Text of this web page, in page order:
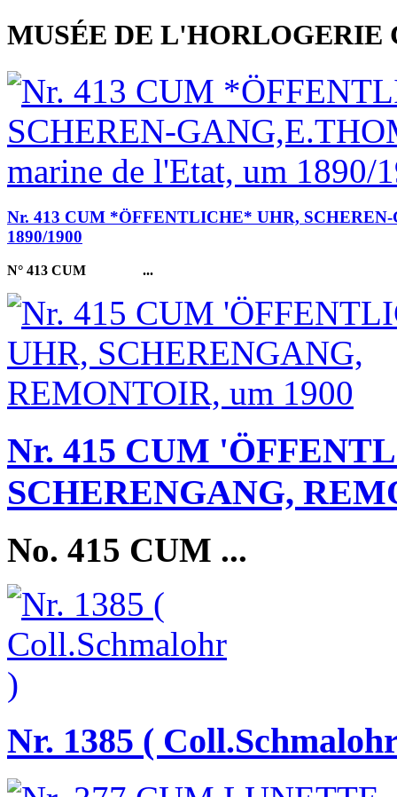
MUSÉE DE L'HORLOGERIE
Nr. 413 CUM *ÖFFENTLICHE* UHR,
1890/1900
N° 413 CUM ...
Nr. 415 CUM
SCHERENGANG,
No. 415 CUM ...
Nr. 1385 (